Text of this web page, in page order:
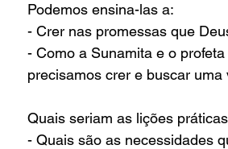
Podemos ensina-las a:
- Crer nas promessas que
- Como a Sunamita e o
precisamos crer e buscar
Quais seriam as lições
- Quais são as necessidades